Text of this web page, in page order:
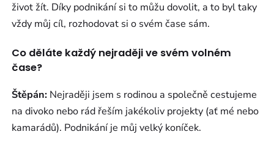
život žít. Díky podnikání si to můžu dovolit, a to byl taky
vždy můj cíl, rozhodovat si o svém čase sám.
Co děláte každý nejraději ve svém volném
čase?
Štěpán: Nejraději jsem s rodinou a společně cestujeme
na divoko nebo rád řeším jakékoliv projekty (ať mé nebo
kamarádů). Podnikání je můj velký koníček.